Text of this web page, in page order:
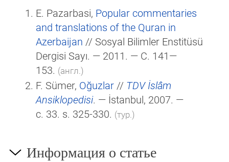
E. Pazarbasi, Popular commentaries
and translations of the Quran in
Azerbaijan // Sosyal Bilimler Enstitüsü
Dergisi Sayı. — 2011. — С. 141—
153. (англ.)
F. Sümer, Oğuzlar // TDV İslâm
Ansiklopedisi. — İstanbul, 2007. —
c. 33. s. 325-330. (тур.)
Информация о статье